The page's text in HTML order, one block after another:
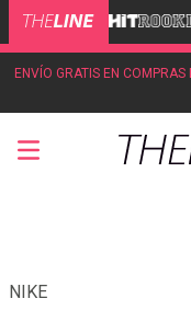
ENVÍO GRATIS EN
NIKE